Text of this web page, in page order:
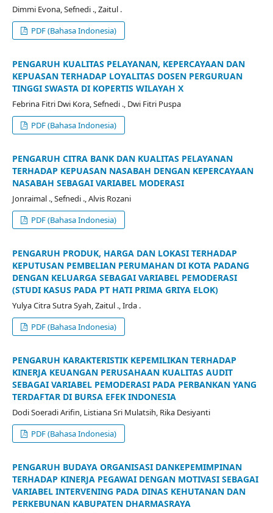
Dimmi Evona, Sefnedi ., Zaitul .
PDF (Bahasa Indonesia)
PENGARUH KUALITAS PELAYANAN, KEPERCAYAAN DAN
KEPUASAN TERHADAP LOYALITAS DOSEN PERGURUAN
TINGGI SWASTA DI KOPERTIS WILAYAH X
Febrina Fitri Dwi Kora, Sefnedi ., Dwi Fitri Puspa
PDF (Bahasa Indonesia)
PENGARUH CITRA BANK DAN KUALITAS PELAYANAN
TERHADAP KEPUASAN NASABAH DENGAN KEPERCAYAAN
NASABAH SEBAGAI VARIABEL MODERASI
Jonraimal ., Sefnedi ., Alvis Rozani
PDF (Bahasa Indonesia)
PENGARUH PRODUK, HARGA DAN LOKASI TERHADAP
KEPUTUSAN PEMBELIAN PERUMAHAN DI KOTA PADANG
DENGAN KELUARGA SEBAGAI VARIABEL PEMODERASI
(STUDI KASUS PADA PT HATI PRIMA GRIYA ELOK)
Yulya Citra Sutra Syah, Zaitul ., Irda .
PDF (Bahasa Indonesia)
PENGARUH KARAKTERISTIK KEPEMILIKAN TERHADAP
KINERJA KEUANGAN PERUSAHAAN KUALITAS AUDIT
SEBAGAI VARIABEL PEMODERASI PADA PERBANKAN YANG
TERDAFTAR DI BURSA EFEK INDONESIA
Dodi Soeradi Arifin, Listiana Sri Mulatsih, Rika Desiyanti
PDF (Bahasa Indonesia)
PENGARUH BUDAYA ORGANISASI DANKEPEMIMPINAN
TERHADAP KINERJA PEGAWAI DENGAN MOTIVASI SEBAGAI
VARIABEL INTERVENING PADA DINAS KEHUTANAN DAN
PERKEBUNAN KABUPATEN DHARMASRAYA